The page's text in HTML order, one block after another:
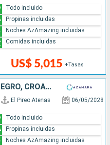
US$ 5,015 +Tasas
Todo incluido
Propinas incluidas
Noches AzAmazing incluidas
Comidas incluidas
TURQUÍA, GRECIA, MONTENEGRO, CROACIA, ITALIA
El Pireo Atenas 06/05/2028
Todo incluido
Propinas incluidas
Noches AzAmazing incluidas